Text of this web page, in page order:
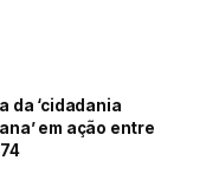
da ‘cidadania
em ação entre